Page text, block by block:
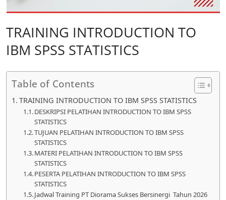
TRAINING INTRODUCTION TO
IBM SPSS STATISTICS
Table of Contents
TRAINING INTRODUCTION TO IBM SPSS STATISTICS
DESKRIPSI PELATIHAN INTRODUCTION TO IBM SPSS
STATISTICS
TUJUAN PELATIHAN INTRODUCTION TO IBM SPSS
STATISTICS
MATERI PELATIHAN INTRODUCTION TO IBM SPSS
STATISTICS
PESERTA PELATIHAN INTRODUCTION TO IBM SPSS
STATISTICS
Jadwal Training PT Diorama Sukses Bersinergi Tahun 2026